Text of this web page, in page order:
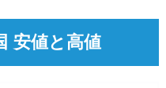
安値と高値